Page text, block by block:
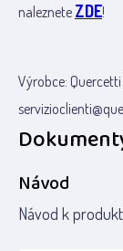
naleznete ZDE!
Výrobce: Quercetti
Návod
Návod k